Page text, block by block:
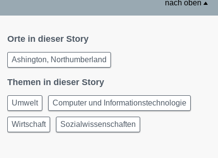
nach oben
Orte in dieser Story
Ashington, Northumberland
Themen in dieser Story
Umwelt Computer und Informationstechnologie
Wirtschaft Sozialwissenschaften